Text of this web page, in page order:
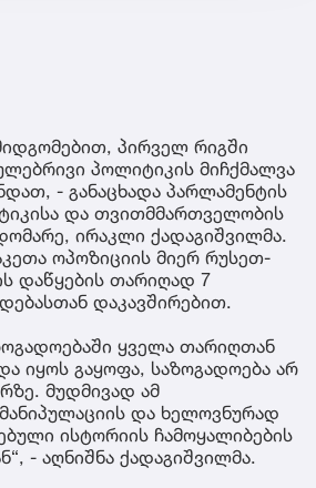
პირველ რიგში
პოლიტიკის მიჩქმალვა
- განაცხადა პარლამენტის
და თვითმმართველობის
ირაკლი ქადაგიშვილმა.
ოპოზიციის მიერ რუსეთ-
დაწყების თარიღად 7
დაკავშირებით.
ყველა თარიღთან
იყოს გაყოფა, საზოგადოება არ
მუდმივად ამ
და ხელოვნურად
ისტორიის ჩამოყალიბების
- აღნიშნა ქადაგიშვილმა.